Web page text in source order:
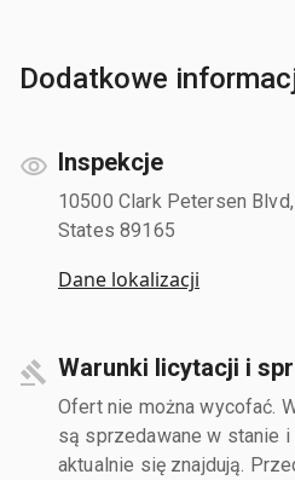
Dodatkowe
Inspekcje
10500 Clark Petersen
States 89165
Dane lokalizacji
Warunki licytacji i
Ofert nie można wycofać.
są sprzedawane w stanie i
aktualnie się znajdują.